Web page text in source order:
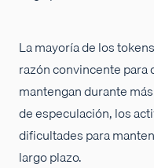
La mayoría de los
razón convincente para
mantengan durante
de especulación, los
dificultades para
largo plazo.